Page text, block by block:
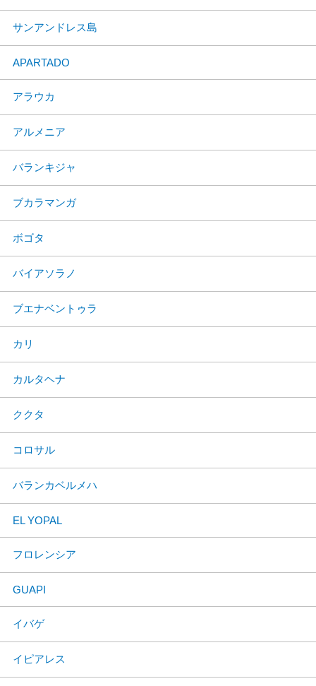
サンアンドレス島
APARTADO
アラウカ
アルメニア
バランキジャ
ブカラマンガ
ボゴタ
バイアソラノ
ブエナベントゥラ
カリ
カルタヘナ
ククタ
コロサル
バランカベルメハ
EL YOPAL
フロレンシア
GUAPI
イバゲ
イピアレス